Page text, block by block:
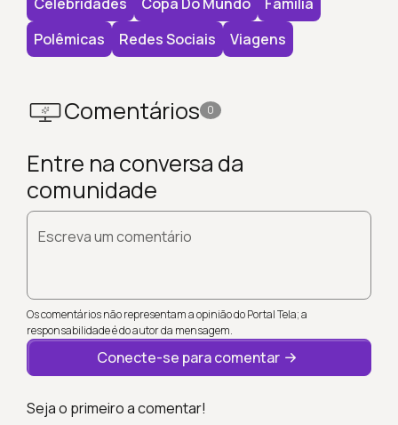
Polêmicas
Redes Sociais Viagens
Comentários 0
Entre na conversa da
comunidade
Escreva um comentário
Os comentários não representam a opinião do Portal Tela; a
responsabilidade é do autor da mensagem.
Conecte-se para comentar
Seja o primeiro a comentar!